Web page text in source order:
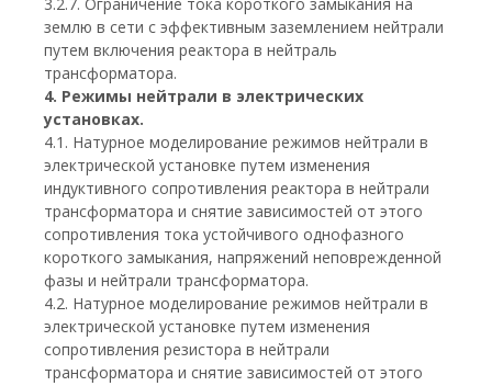
землю в сети с эффективным заземлением нейтрали
путем включения реактора в нейтраль
трансформатора.
4. Режимы нейтрали в электрических
установках.
4.1. Натурное моделирование режимов нейтрали в
электрической установке путем изменения
индуктивного сопротивления реактора в нейтрали
трансформатора и снятие зависимостей от этого
сопротивления тока устойчивого однофазного
короткого замыкания, напряжений неповрежденной
фазы и нейтрали трансформатора.
4.2. Натурное моделирование режимов нейтрали в
электрической установке путем изменения
сопротивления резистора в нейтрали
трансформатора и снятие зависимостей от этого